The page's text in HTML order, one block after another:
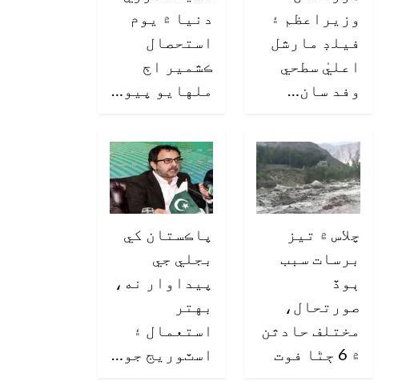
وزيراعظم ۽
فيلڊ مارشل
اعليٰ سطحي
وفد سان…
دنيا ۾ يوم
استحصال
ڪشمير اڄ
ملهايو پيو…
چلاس ۾ تيز
برسات سبب
ٻوڏ
صورتحال،
مختلف حادثن
۾ 6 ڄڻا فوت
پاڪستان کي
بجلي جي
پيداوار نه،
بهتر
استعمال ۽
اسٽوريج جو…